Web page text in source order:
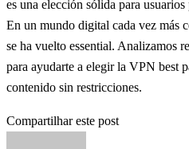
es una elección sólida para
En un mundo digital cada vez más
se ha vuelto essential. Analizamos
para ayudarte a elegir la VPN best
contenido sin restricciones.
Compartilhar este post